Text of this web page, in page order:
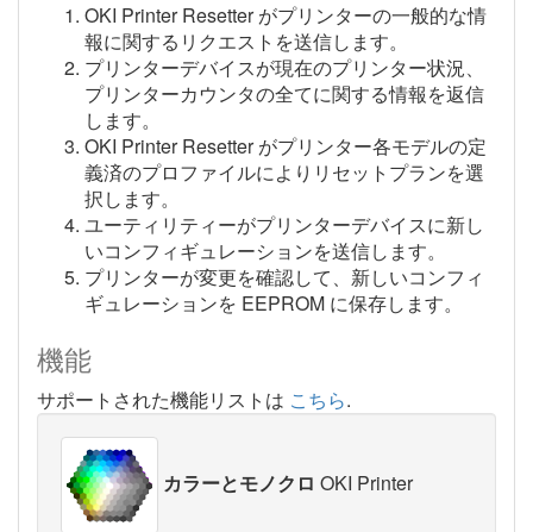
OKI Printer Resetter がプリンターの一般的な情
報に関するリクエストを送信します。
プリンターデバイスが現在のプリンター状況、
プリンターカウンタの全てに関する情報を返信
します。
OKI Printer Resetter がプリンター各モデルの定
義済のプロファイルによりリセットプランを選
択します。
ユーティリティーがプリンターデバイスに新し
いコンフィギュレーションを送信します。
プリンターが変更を確認して、新しいコンフィ
ギュレーションを EEPROM に保存します。
機能
サポートされた機能リストは こちら.
カラーとモノクロ OKI Printer